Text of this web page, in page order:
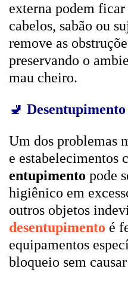
externa podem
cabelos, sabão ou
remove as
preservando o
mau cheiro.
🚽
Um dos problemas
e estabelecimentos
entupimento pode
higiênico em
outros objetos
desentupimento é
equipamentos
bloqueio sem